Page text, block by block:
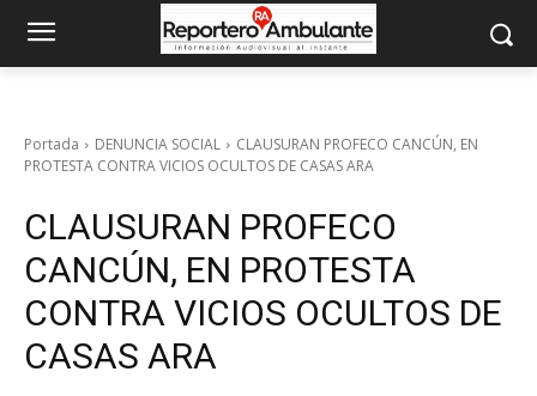
Portada DENUNCIA SOCIAL
CLAUSURAN PROFECO CANCÚN, EN
PROTESTA CONTRA VICIOS OCULTOS DE CASAS ARA
CLAUSURAN PROFECO
CANCÚN, EN PROTESTA
CONTRA VICIOS OCULTOS DE
CASAS ARA